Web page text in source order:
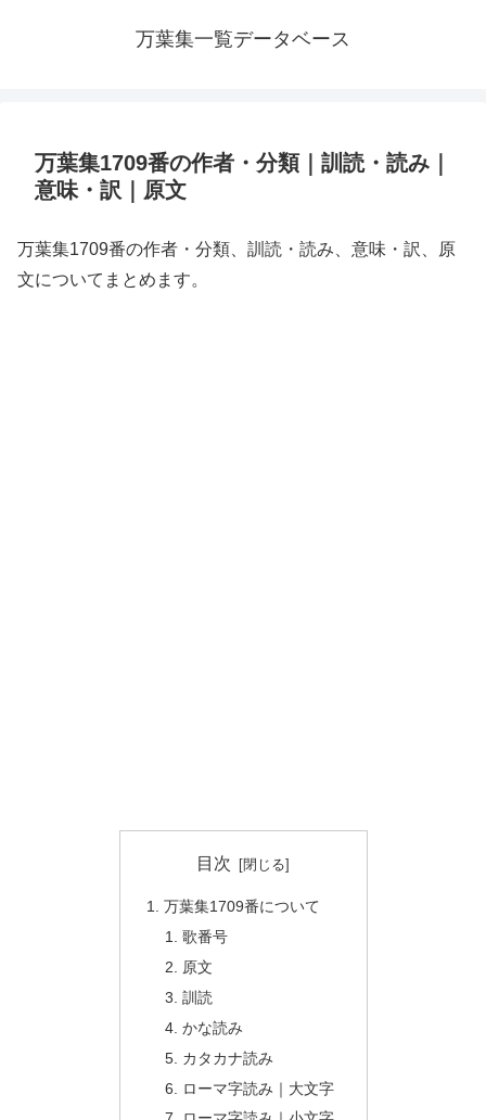
万葉集一覧データベース
万葉集1709番の作者・分類｜訓読・読み｜
意味・訳｜原文
万葉集1709番の作者・分類、訓読・読み、意味・訳、原
文についてまとめます。
目次
万葉集1709番について
歌番号
原文
訓読
かな読み
カタカナ読み
ローマ字読み｜大文字